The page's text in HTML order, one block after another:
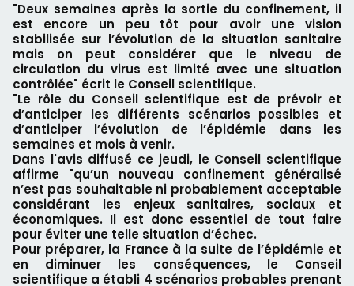
"Deux semaines après la sortie du confinement, il
est encore un peu tôt pour avoir une vision
stabilisée sur l’évolution de la situation sanitaire
mais on peut considérer que le niveau de
circulation du virus est limité avec une situation
contrôlée" écrit le Conseil scientifique.
"Le rôle du Conseil scientifique est de prévoir et
d’anticiper les différents scénarios possibles et
d’anticiper l’évolution de l’épidémie dans les
semaines et mois à venir.
Dans l'avis diffusé ce jeudi, le Conseil scientifique
affirme "qu’un nouveau confinement généralisé
n’est pas souhaitable ni probablement acceptable
considérant les enjeux sanitaires, sociaux et
économiques. Il est donc essentiel de tout faire
pour éviter une telle situation d’échec.
Pour préparer, la France à la suite de l’épidémie et
en diminuer les conséquences, le Conseil
scientifique a établi 4 scénarios probables prenant